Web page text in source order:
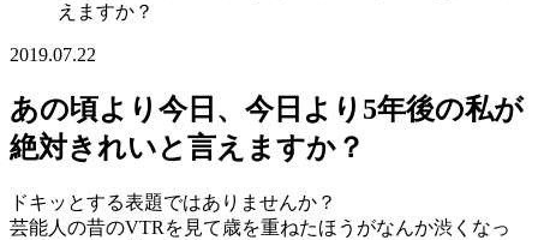
えますか？
2019.07.22
あの頃より今日、今日より5年後の私が
絶対きれいと言えますか？
ドキッとする表題ではありませんか？
芸能人の昔のVTRを見て歳を重ねたほうがなんか渋くなっ